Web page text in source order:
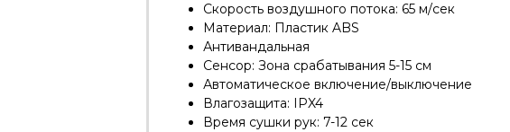
Скорость воздушного потока: 65 м/сек
Материал: Пластик ABS
Антивандальная
Сенсор: Зона срабатывания 5-15 см
Автоматическое включение/выключение
Влагозащита: IPX4
Время сушки рук: 7-12 сек